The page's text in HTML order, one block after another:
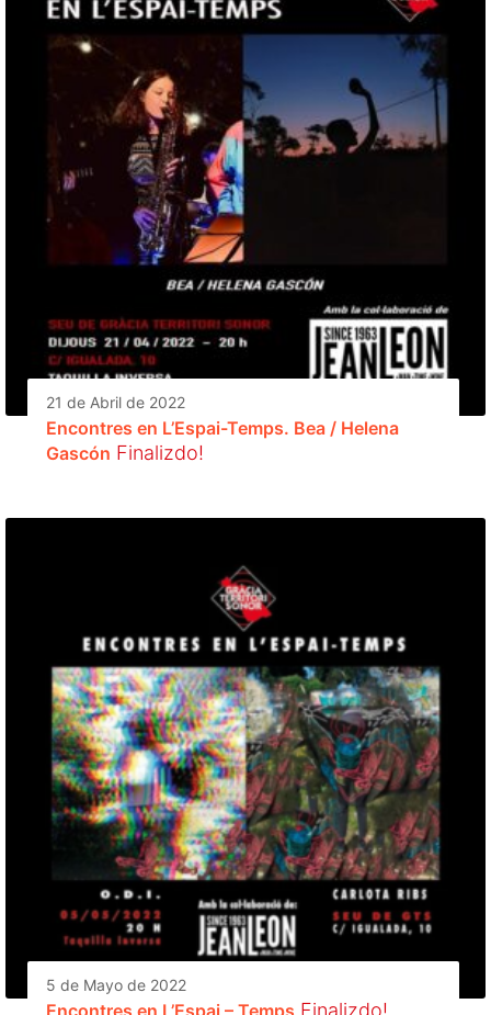
21 de Abril de 2022
Encontres en L’Espai-Temps. Bea / Helena
Gascón Finalizdo!
5 de Mayo de 2022
Encontres en L’Espai – Temps Finalizdo!